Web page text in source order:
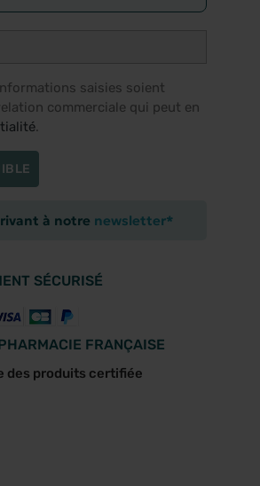
saisies soient
commerciale qui peut en
.
à notre newsletter*
SÉCURISÉ
FRANÇAISE
des produits certifiée